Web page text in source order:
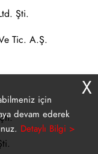
Şti.
Tic. A.Ş.
için
devam ederek
Detaylı Bilgi >
X